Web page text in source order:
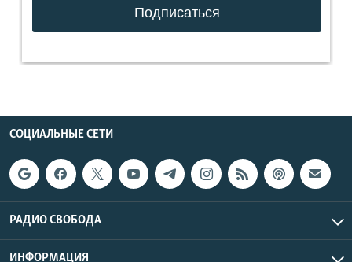
СОЦИАЛЬНЫЕ СЕТИ
РАДИО СВОБОДА
ИНФОРМАЦИЯ